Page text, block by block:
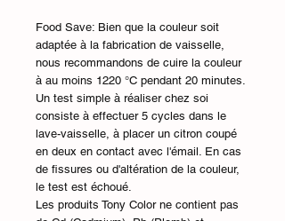
Food Save: Bien que la couleur soit
adaptée à la fabrication de vaisselle,
nous recommandons de cuire la couleur
à au moins 1220 °C pendant 20 minutes.
Un test simple à réaliser chez soi
consiste à effectuer 5 cycles dans le
lave-vaisselle, à placer un citron coupé
en deux en contact avec l'émail. En cas
de fissures ou d'altération de la couleur,
le test est échoué.
Les produits Tony Color ne contient pas